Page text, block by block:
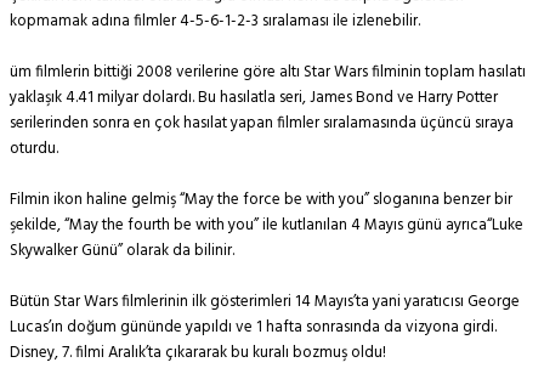
kopmamak adına filmler 4-5-6-1-2-3 sıralaması ile izlenebilir.
üm filmlerin bittiği 2008 verilerine göre altı Star Wars filminin toplam hasılatı
yaklaşık 4.41 milyar dolardı. Bu hasılatla seri, James Bond ve Harry Potter
serilerinden sonra en çok hasılat yapan filmler sıralamasında üçüncü sıraya
oturdu.
Filmin ikon haline gelmiş “May the force be with you” sloganına benzer bir
şekilde, “May the fourth be with you” ile kutlanılan 4 Mayıs günü ayrıca“Luke
Skywalker Günü” olarak da bilinir.
Bütün Star Wars filmlerinin ilk gösterimleri 14 Mayıs’ta yani yaratıcısı George
Lucas’ın doğum gününde yapıldı ve 1 hafta sonrasında da vizyona girdi.
Disney, 7. filmi Aralık’ta çıkararak bu kuralı bozmuş oldu!